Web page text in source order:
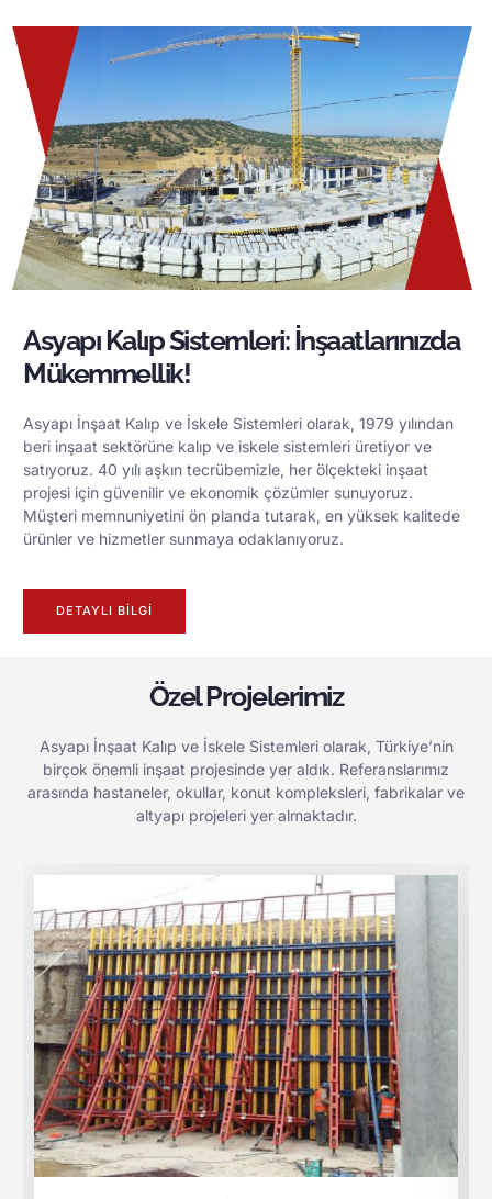
Asyapı Kalıp Sistemleri: İnşaatlarınızda
Mükemmellik!
Asyapı İnşaat Kalıp ve İskele Sistemleri olarak, 1979 yılından
beri inşaat sektörüne kalıp ve iskele sistemleri üretiyor ve
satıyoruz. 40 yılı aşkın tecrübemizle, her ölçekteki inşaat
projesi için güvenilir ve ekonomik çözümler sunuyoruz.
Müşteri memnuniyetini ön planda tutarak, en yüksek kalitede
ürünler ve hizmetler sunmaya odaklanıyoruz.
DETAYLI BILGI
Özel Projelerimiz
Asyapı İnşaat Kalıp ve İskele Sistemleri olarak, Türkiye’nin
birçok önemli inşaat projesinde yer aldık. Referanslarımız
arasında hastaneler, okullar, konut kompleksleri, fabrikalar ve
altyapı projeleri yer almaktadır.